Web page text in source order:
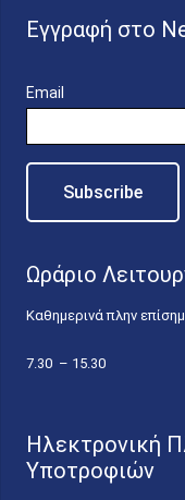
Εγγραφή στο
Email
Ωράριο
Καθημερινά πλην
7.30 – 15.30
Ηλεκτρονική
Υποτροφιών